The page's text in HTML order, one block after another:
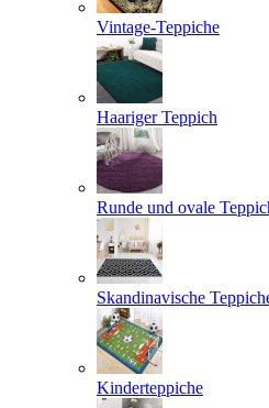
Vintage-Teppiche
Haariger Teppich
Runde und ovale
Skandinavische
Kinderteppiche